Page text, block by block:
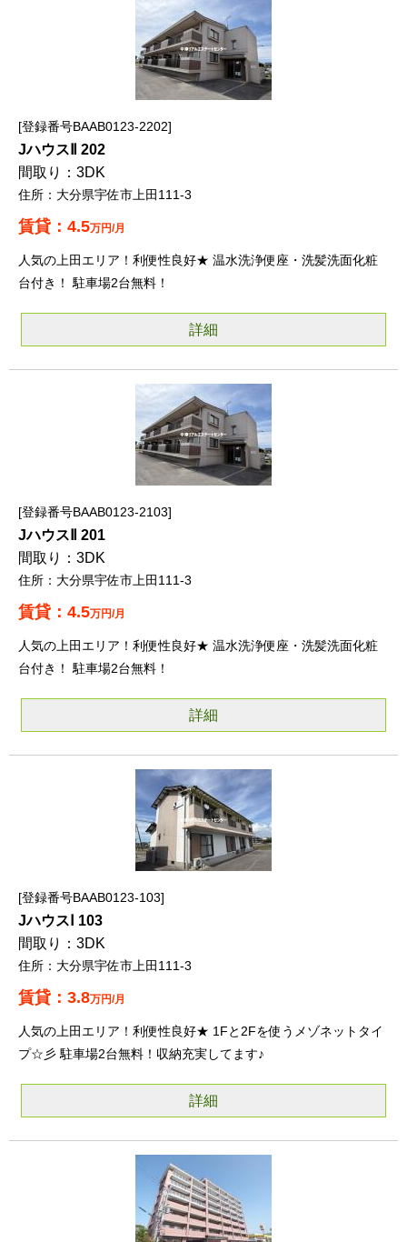
登録番号BAAB0123-2202
JハウスⅡ 202
3DK
大分県宇佐市上田111-3
4.5万円/月
人気の上田エリア！利便性良好★ 温水洗浄便座・洗髪洗面化粧
台付き！ 駐車場2台無料！
詳細
登録番号BAAB0123-2103
JハウスⅡ 201
3DK
大分県宇佐市上田111-3
4.5万円/月
人気の上田エリア！利便性良好★ 温水洗浄便座・洗髪洗面化粧
台付き！ 駐車場2台無料！
詳細
登録番号BAAB0123-103
JハウスⅠ 103
3DK
大分県宇佐市上田111-3
3.8万円/月
人気の上田エリア！利便性良好★ 1Fと2Fを使うメゾネットタイ
プ☆彡 駐車場2台無料！収納充実してます♪
詳細